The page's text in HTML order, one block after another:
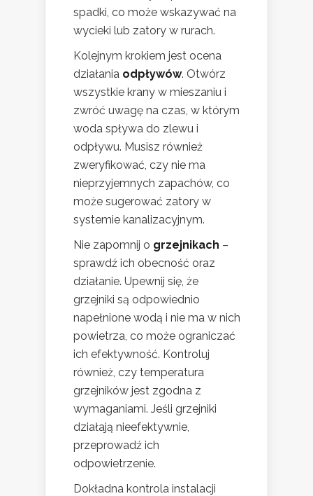
spadki, co może wskazywać na
wycieki lub zatory w rurach.
Kolejnym krokiem jest ocena
działania odpływów. Otwórz
wszystkie krany w mieszaniu i
zwróć uwagę na czas, w którym
woda spływa do zlewu i
odpływu. Musisz również
zweryfikować, czy nie ma
nieprzyjemnych zapachów, co
może sugerować zatory w
systemie kanalizacyjnym.
Nie zapomnij o grzejnikach –
sprawdź ich obecność oraz
działanie. Upewnij się, że
grzejniki są odpowiednio
napełnione wodą i nie ma w nich
powietrza, co może ograniczać
ich efektywność. Kontroluj
również, czy temperatura
grzejników jest zgodna z
wymaganiami. Jeśli grzejniki
działają nieefektywnie,
przeprowadź ich
odpowietrzenie.
Dokładna kontrola instalacji